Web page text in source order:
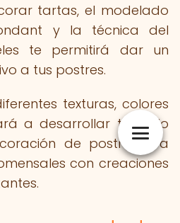
tartas, el modelado
y la técnica del
te permitirá dar un
a tus postres.
texturas, colores
a desarrollar tu estilo
de postres y a
con creaciones